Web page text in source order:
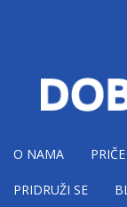
O NAMA PRIČE
PRIDRUŽI SE